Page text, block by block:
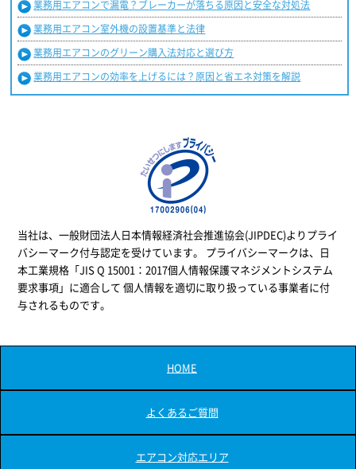
業務用エアコンで漏電？ブレーカーが落ちる原因と安全な対処法
業務用エアコン室外機の設置基準と法律
業務用エアコンのグリーン購入法対応と選び方
業務用エアコンの効率を上げるには？原因と省エネ対策を解説
当社は、一般財団法人日本情報経済社会推進協会(JIPDEC)よりプライ
バシーマーク付与認定を受けています。 プライバシーマークは、日
本工業規格「JIS Q 15001：2017個人情報保護マネジメントシステム
要求事項」に適合して 個人情報を適切に取り扱っている事業者に付
与されるものです。
HOME
よくあるご質問
エアコン対応エリア